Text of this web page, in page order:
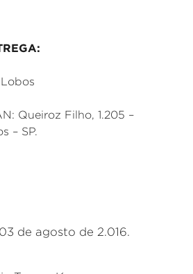
Queiroz Filho, 1.205 –
– SP.
de agosto de 2.016.